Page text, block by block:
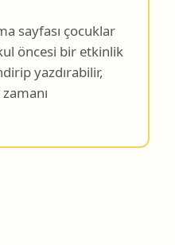
yazdırabilir,